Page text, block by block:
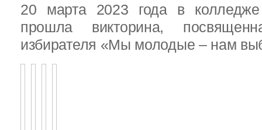
20 марта 2023 года в колледже
прошла викторина,
избирателя «Мы молодые – нам